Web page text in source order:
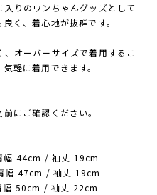
りのワンちゃんグッズとして
く、着心地が抜群です。
オーバーサイズで着用するこ
軽に着用できます。
にご確認ください。
幅 44cm / 袖丈 19cm
幅 47cm / 袖丈 19cm
50cm / 袖丈 22cm